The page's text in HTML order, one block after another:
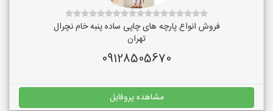
فروش انواع پارچه های چاپی ساده پنبه خام نچرال
تهران
09128505670
مشاهده پروفایل